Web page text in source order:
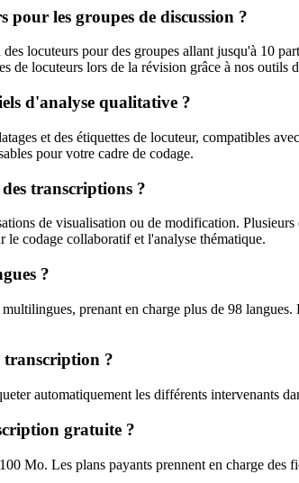
pour les groupes de discussion ?
locuteurs pour des groupes allant jusqu'à 10
de locuteurs lors de la révision grâce à nos outils
d'analyse qualitative ?
et des étiquettes de locuteur, compatibles
pour votre cadre de codage.
transcriptions ?
de visualisation ou de modification.
codage collaboratif et l'analyse thématique.
?
prenant en charge plus de 98
transcription ?
automatiquement les différents intervenants
gratuite ?
Mo. Les plans payants prennent en charge des